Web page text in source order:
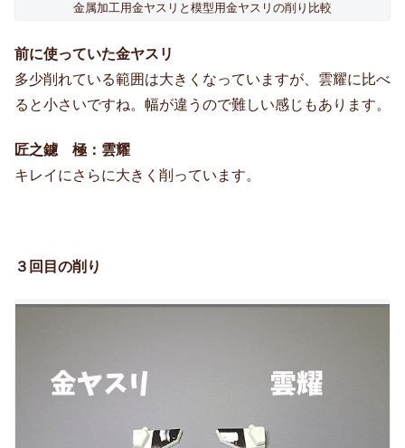
金属加工用金ヤスリと模型用金ヤスリの削り比較
前に使っていた金ヤスリ
多少削れている範囲は大きくなっていますが、雲耀に比べ
ると小さいですね。幅が違うので難しい感じもあります。
匠之鑢 極：雲耀
キレイにさらに大きく削っています。
３回目の削り